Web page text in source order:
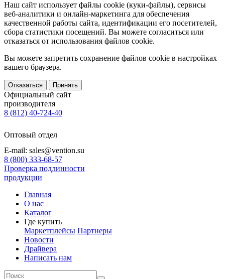
Наш сайт использует файлы cookie (куки-файлы), сервисы
веб-аналитики и онлайн-маркетинга для обеспечения
качественной работы сайта, идентификации его посетителей,
сбора статистики посещений. Вы можете согласиться или
отказаться от использования файлов сookie.
Вы можете запретить сохранение файлов сookie в настройках
вашего браузера.
Отказаться Принять
Официальный сайт
производителя
8 (812) 40-724-40
Оптовый отдел
E-mail: sales@vention.su
8 (800) 333-68-57
Проверка подлинности
продукции
Главная
О нас
Каталог
Где купить
Маркетплейсы Партнеры
Новости
Драйвера
Написать нам